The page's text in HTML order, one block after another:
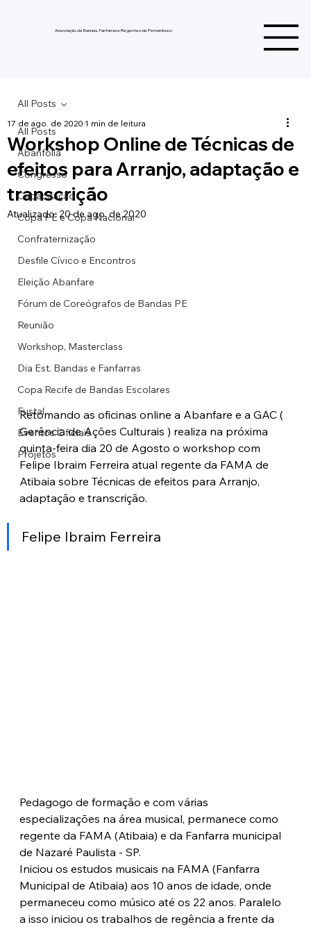
Associação de Bandas, Fanfarras e Regentes de Pernambuco
All Posts
Abanfolia
Congresso
Capacitação
Copa PE e Copa Nacional
Confraternização
Desfile Cívico e Encontros
Eleição Abanfare
Fórum de Coreógrafos de Bandas PE
Reunião
Workshop, Masterclass
Dia Est. Bandas e Fanfarras
Copa Recife de Bandas Escolares
Fustal
Eventos Oficiais
Projetos
All Posts
Workshop Online de Técnicas de
efeitos para Arranjo, adaptação e
transcrição
17 de ago. de 20201 min de leitura
Atualizado:20 de ago. de 2020
Retomando as oficinas online a Abanfare e a GAC (
Gerência de Ações Culturais ) realiza na próxima
quinta-feira dia 20 de Agosto o workshop com
Felipe Ibraim Ferreira atual regente da FAMA de
Atibaia sobre Técnicas de efeitos para Arranjo,
adaptação e transcrição.
Felipe Ibraim Ferreira
Pedagogo de formação e com várias
especializações na área musical, permanece como
regente da FAMA (Atibaia) e da Fanfarra municipal
de Nazaré Paulista - SP.
Iniciou os estudos musicais na FAMA (Fanfarra
Municipal de Atibaia) aos 10 anos de idade, onde
permaneceu como músico até os 22 anos. Paralelo
a isso iniciou os trabalhos de regência a frente da